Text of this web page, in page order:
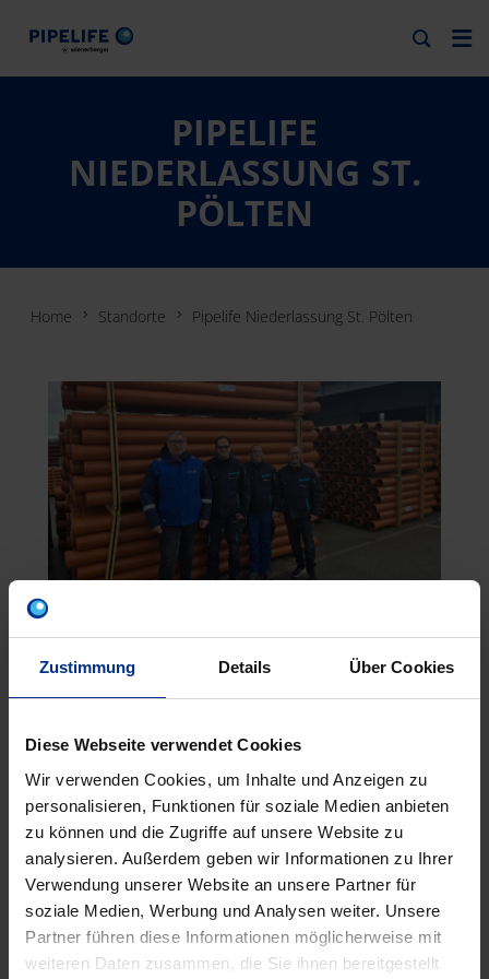
Zustimmung Details Über Cookies
Diese Webseite verwendet Cookies
Wir verwenden Cookies, um Inhalte und Anzeigen zu
personalisieren, Funktionen für soziale Medien anbieten
zu können und die Zugriffe auf unsere Website zu
analysieren. Außerdem geben wir Informationen zu Ihrer
Verwendung unserer Website an unsere Partner für
soziale Medien, Werbung und Analysen weiter. Unsere
Partner führen diese Informationen möglicherweise mit
weiteren Daten zusammen, die Sie ihnen bereitgestellt
PIPELIFE
NIEDERLASSUNG ST.
PÖLTEN
Home Standorte Pipelife Niederlassung St. Pölten
Anschrift:
3100 St. Pölten/Spratzern
Telefon: 02742 / 735 61
E-Mail:office.stpoelten@pipelife.com
Niederlassungsleitung:Hr. Andreas Müller
Öffnungszeiten ab 2. März 2026:
Montag bis Donnerstag: 7:00 - 16:30 Uhr